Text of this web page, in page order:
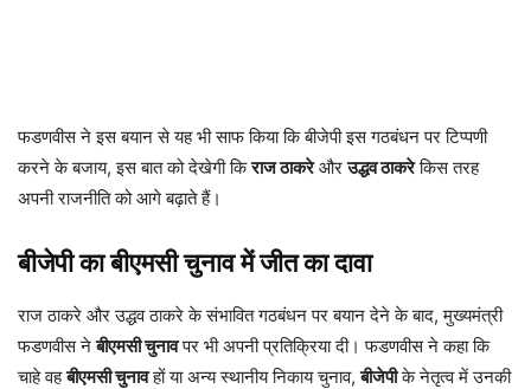
फडणवीस ने इस बयान से यह भी साफ किया कि बीजेपी इस गठबंधन पर टिप्पणी
करने के बजाय, इस बात को देखेगी किराज ठाकरेऔरउद्धव ठाकरेकिस तरह
अपनी राजनीति को आगे बढ़ाते हैं।
बीजेपी का बीएमसी चुनाव में जीत का दावा
राज ठाकरे और उद्धव ठाकरे के संभावित गठबंधन पर बयान देने के बाद, मुख्यमंत्री
फडणवीस नेबीएमसी चुनावपर भी अपनी प्रतिक्रिया दी। फडणवीस ने कहा कि
चाहे वहबीएमसी चुनावहों या अन्य स्थानीय निकाय चुनाव,बीजेपीके नेतृत्व में उनकी